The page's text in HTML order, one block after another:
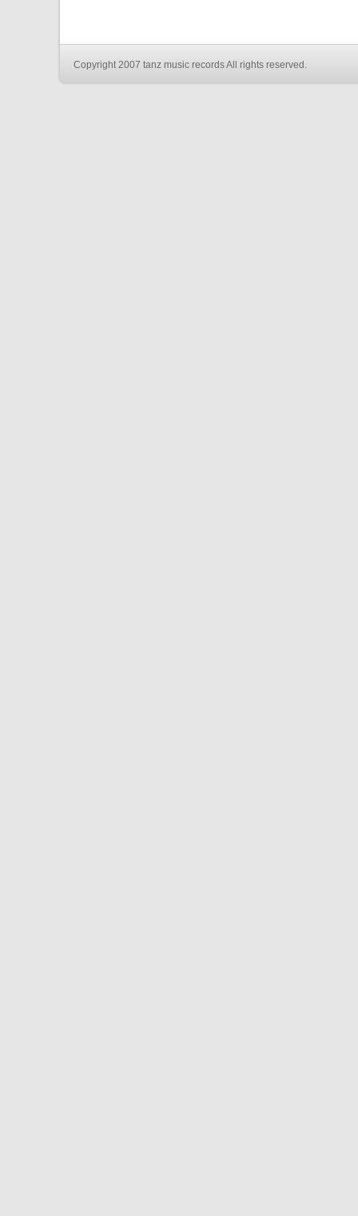
Copyright 2007 tanz music records All rights reserved.